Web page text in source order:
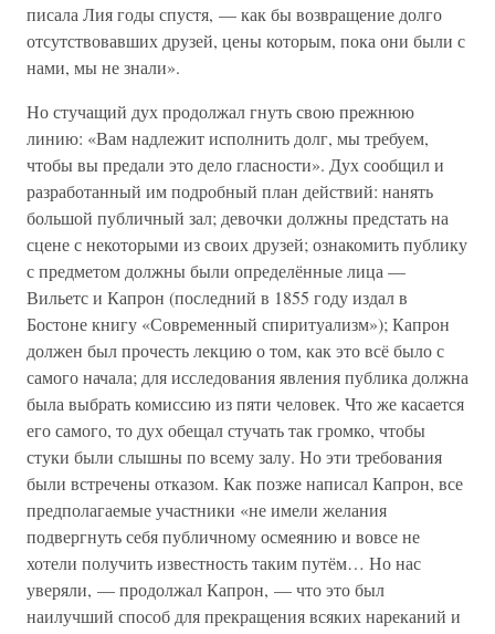
писала Лия годы спустя, — как бы возвращение долго
отсутствовавших друзей, цены которым, пока они были с
нами, мы не знали».
Но стучащий дух продолжал гнуть свою прежнюю
линию: «Вам надлежит исполнить долг, мы требуем,
чтобы вы предали это дело гласности». Дух сообщил и
разработанный им подробный план действий: нанять
большой публичный зал; девочки должны предстать на
сцене с некоторыми из своих друзей; ознакомить публику
с предметом должны были определённые лица —
Вильетс и Капрон (последний в 1855 году издал в
Бостоне книгу «Современный спиритуализм»); Капрон
должен был прочесть лекцию о том, как это всё было с
самого начала; для исследования явления публика должна
была выбрать комиссию из пяти человек. Что же касается
его самого, то дух обещал стучать так громко, чтобы
стуки были слышны по всему залу. Но эти требования
были встречены отказом. Как позже написал Капрон, все
предполагаемые участники «не имели желания
подвергнуть себя публичному осмеянию и вовсе не
хотели получить известность таким путём… Но нас
уверяли, — продолжал Капрон, — что это был
наилучший способ для прекращения всяких нареканий и